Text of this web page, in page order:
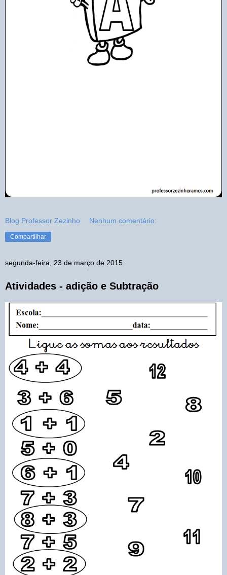
Blog Professor Zezinho Nenhum comentário:
Compartilhar
segunda-feira, 23 de março de 2015
Atividades - adição e Subtração